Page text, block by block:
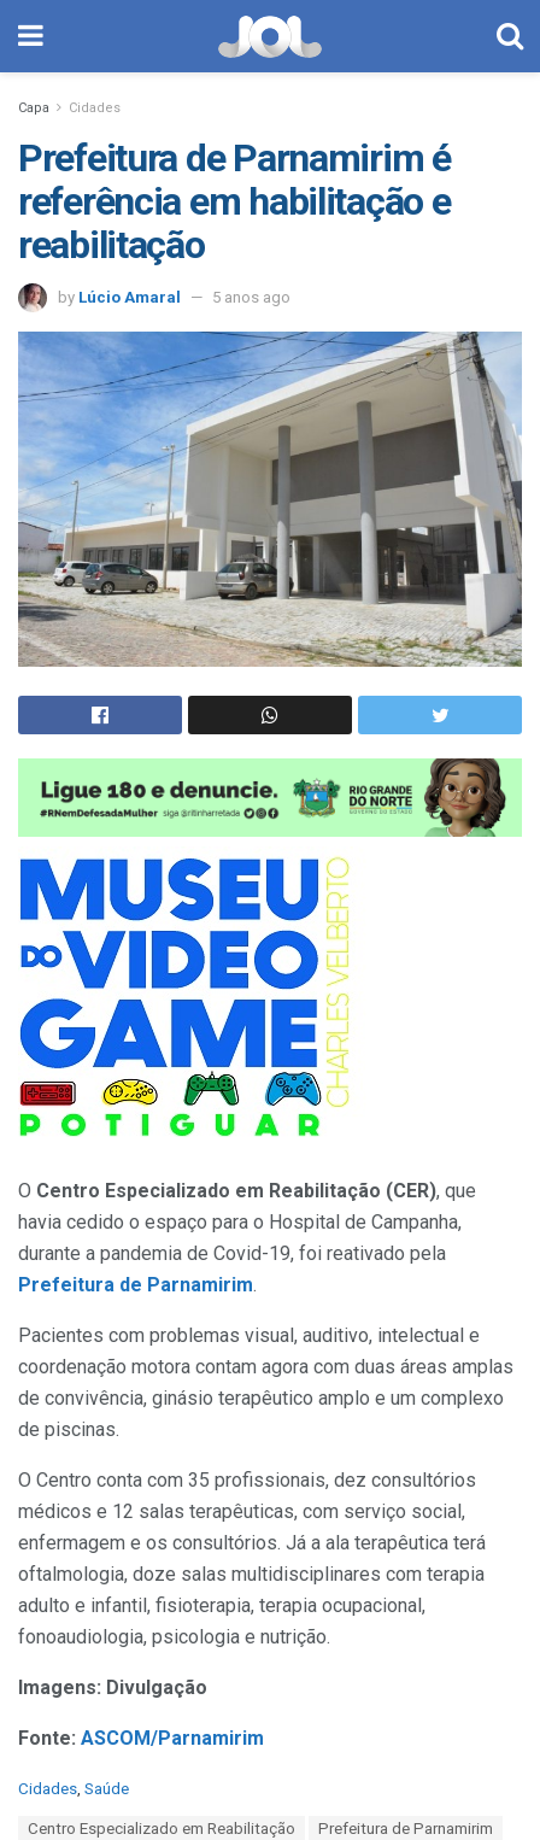
Capa Cidades
Prefeitura de Parnamirim é
referência em habilitação e
reabilitação
by Lúcio Amaral 5 anos ago
O Centro Especializado em Reabilitação (CER), que
havia cedido o espaço para o Hospital de Campanha,
durante a pandemia de Covid-19, foi reativado pela
Prefeitura de Parnamirim.
Pacientes com problemas visual, auditivo, intelectual e
coordenação motora contam agora com duas áreas amplas
de convivência, ginásio terapêutico amplo e um complexo
de piscinas.
O Centro conta com 35 profissionais, dez consultórios
médicos e 12 salas terapêuticas, com serviço social,
enfermagem e os consultórios. Já a ala terapêutica terá
oftalmologia, doze salas multidisciplinares com terapia
adulto e infantil, fisioterapia, terapia ocupacional,
fonoaudiologia, psicologia e nutrição.
Imagens: Divulgação
Fonte: ASCOM/Parnamirim
C
Cidades Saúde
Centro Especializado em Reabilitação
Prefeitura de Parnamirim